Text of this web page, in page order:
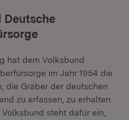
Deutsche
hat dem Volksbund
im Jahr 1954 die
die Gräber der deutschen
zu erfassen, zu erhalten
steht dafür ein,